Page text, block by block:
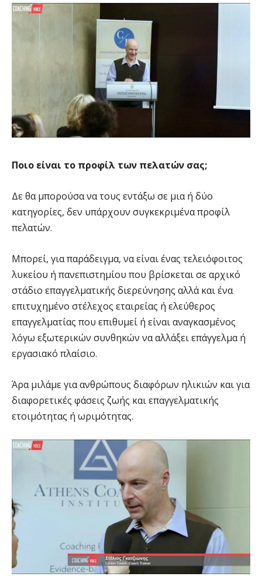
Ποιο είναι το προφίλ των πελατών σας;
Δε θα μπορούσα να τους εντάξω σε μια ή δύο
κατηγορίες, δεν υπάρχουν συγκεκριμένα προφίλ
πελατών.
Μπορεί, για παράδειγμα, να είναι ένας τελειόφοιτος
λυκείου ή πανεπιστημίου που βρίσκεται σε αρχικό
στάδιο επαγγελματικής διερεύνησης αλλά και ένα
επιτυχημένο στέλεχος εταιρείας ή ελεύθερος
επαγγελματίας που επιθυμεί ή είναι αναγκασμένος
λόγω εξωτερικών συνθηκών να αλλάξει επάγγελμα ή
εργασιακό πλαίσιο.
Άρα μιλάμε για ανθρώπους διαφόρων ηλικιών και για
διαφορετικές φάσεις ζωής και επαγγελματικής
ετοιμότητας ή ωριμότητας.